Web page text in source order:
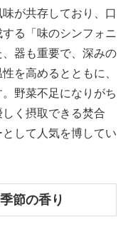
が共存しており、口
る「味のシンフォニ
器も重要で、深みの
を高めるとともに、
野菜不足になりがち
く摂取できる焚合
して人気を博してい
節の香り